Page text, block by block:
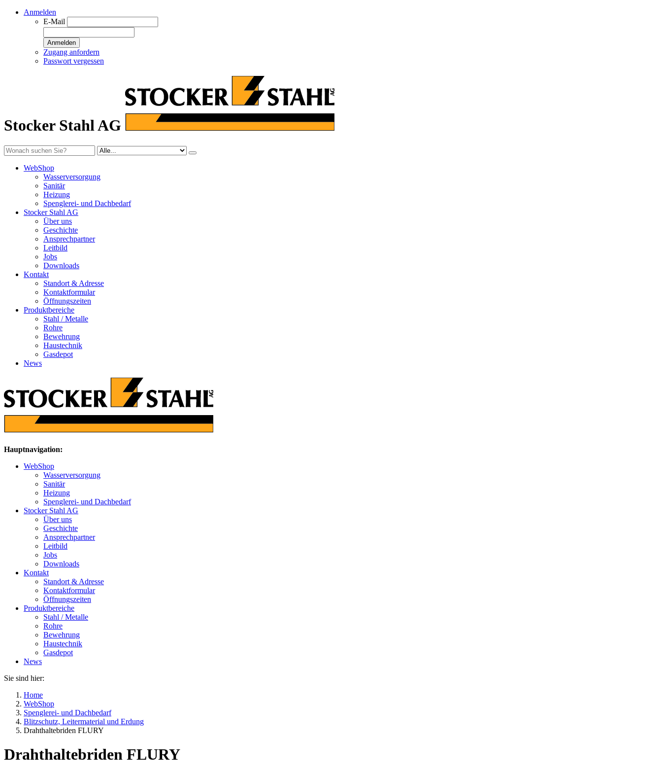
Anmelden
E-Mail
Anmelden
Zugang anfordern
Passwort vergessen
Stocker Stahl AG
WebShop
Wasserversorgung
Sanitär
Heizung
Spenglerei- und Dachbedarf
Stocker Stahl AG
Über uns
Geschichte
Ansprechpartner
Leitbild
Jobs
Downloads
Kontakt
Standort & Adresse
Kontaktformular
Öffnungszeiten
Produktbereiche
Stahl / Metalle
Rohre
Bewehrung
Haustechnik
Gasdepot
News
Hauptnavigation:
WebShop
Wasserversorgung
Sanitär
Heizung
Spenglerei- und Dachbedarf
Stocker Stahl AG
Über uns
Geschichte
Ansprechpartner
Leitbild
Jobs
Downloads
Kontakt
Standort & Adresse
Kontaktformular
Öffnungszeiten
Produktbereiche
Stahl / Metalle
Rohre
Bewehrung
Haustechnik
Gasdepot
News
Sie sind hier:
Home
WebShop
Spenglerei- und Dachbedarf
Blitzschutz, Leitermaterial und Erdung
Drahthaltebriden FLURY
Drahthaltebriden FLURY